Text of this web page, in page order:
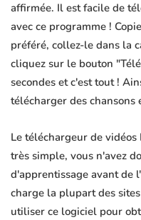
affirmée. Il est facile de
avec ce programme !
préféré, collez-le dans la
cliquez sur le bouton
secondes et c'est tout !
télécharger des chansons
Le téléchargeur de
très simple, vous n'avez
d'apprentissage avant de
charge la plupart des
utiliser ce logiciel pour